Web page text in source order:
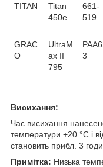
TITAN
Titan
450e
661-
519
GRAC
O
UltraM
ax II
795
3
Висихання:
Час висихання
температури +20 °C і
становить прибл. 3
Примітка: Низька